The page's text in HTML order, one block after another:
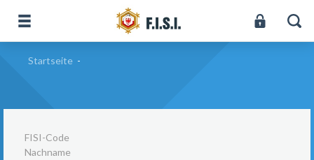
Startseite -
FISI-Code
Nachname